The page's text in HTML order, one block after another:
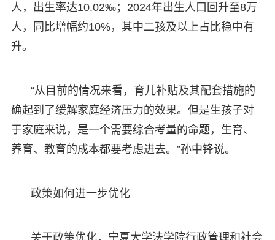
人，出生率达10.02‰；2024年出生人口回升至8万
人，同比增幅约10%，其中二孩及以上占比稳中有
升。
“从目前的情况来看，育儿补贴及其配套措施的
确起到了缓解家庭经济压力的效果。但是生孩子对
于家庭来说，是一个需要综合考量的命题，生育、
养育、教育的成本都要考虑进去。”孙中锋说。
政策如何进一步优化
关于政策优化，宁夏大学法学院行政管理和社会